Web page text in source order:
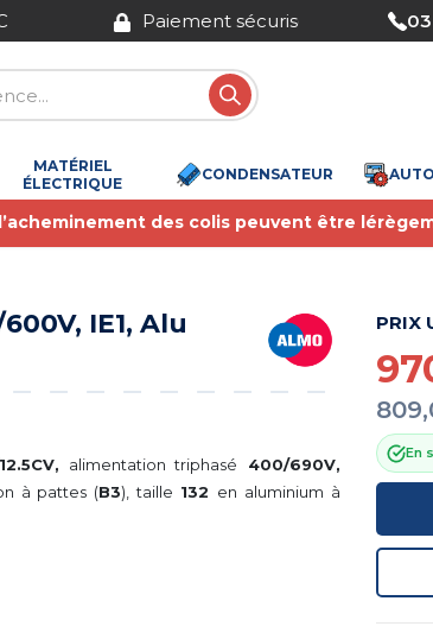
MATÉRIEL
ÉLECTRIQUE
CONDENSATEUR
des colis peuvent être
IE1, Alu
alimentation triphasé 400/690V,
à pattes (B3), taille 132 en aluminium à
PRIX
En